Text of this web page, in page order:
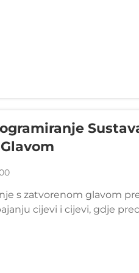
s zatvorenom glavom
cijevi i cijevi, gdje
ponovljivost i